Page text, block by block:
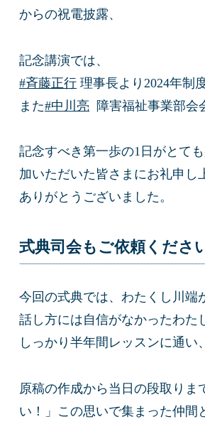
からの祝電披露、
記念講演では、
#斉藤正行 理事長より2024年制
また#中川亮 障害福祉事業部会
記念すべき第一歩の1日がとて
加いただいた皆さまにお礼申し
ありがとうございました。
式典司会もご依頼くださ
今回の式典では、わたくし川端
話し方には自信がなかったわた
しっかり半年間レッスンに通い
原稿の作成から当日の段取り
い！」この思いで集まった仲間